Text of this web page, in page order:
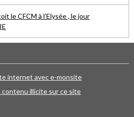
le CFCM à l'Elysée , le jour
internet avec e-monsite
contenu illicite sur ce site